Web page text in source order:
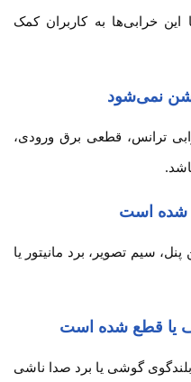
خرابی‌ها به کاربران کمک
ترانس، قطعی برق ورودی،
سیم تصویر، برد مانیتور یا
بلندگوی گوشی یا برد صدا ناشی